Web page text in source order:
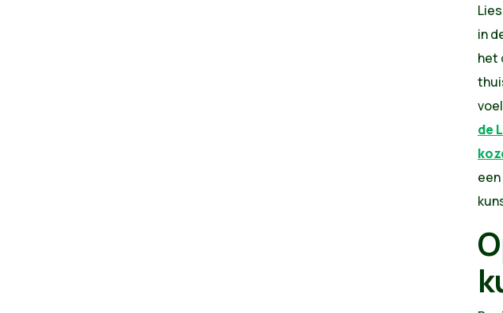
in
het
de
een